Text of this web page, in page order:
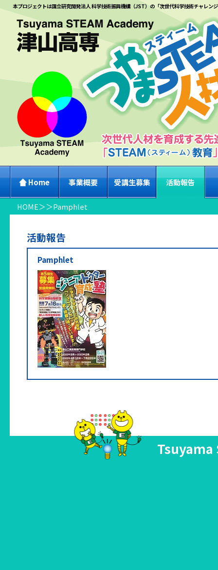
本プロジェクトは国立研究開発法人 科学技術振興機構（JST）の「次世代科学技術チャレン
Home 事業概要 受講生募集 活動報告
HOME＞＞Pamphlet
活動報告
Pamphlet
Tsuyama